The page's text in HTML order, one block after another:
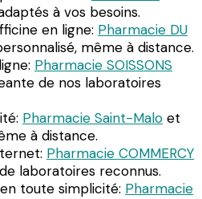
à vos besoins.
en ligne: Pharmacie DU
même à distance.
Pharmacie SOISSONS
de nos laboratoires
Pharmacie Saint-Malo et
à distance.
Pharmacie COMMERCY
laboratoires reconnus.
toute simplicité: Pharmacie